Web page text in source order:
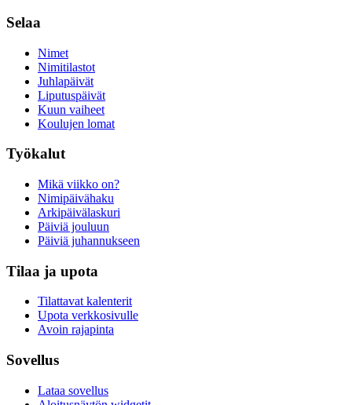
Selaa
Nimet
Nimitilastot
Juhlapäivät
Liputuspäivät
Kuun vaiheet
Koulujen lomat
Työkalut
Mikä viikko on?
Nimipäivähaku
Arkipäivälaskuri
Päiviä jouluun
Päiviä juhannukseen
Tilaa ja upota
Tilattavat kalenterit
Upota verkkosivulle
Avoin rajapinta
Sovellus
Lataa sovellus